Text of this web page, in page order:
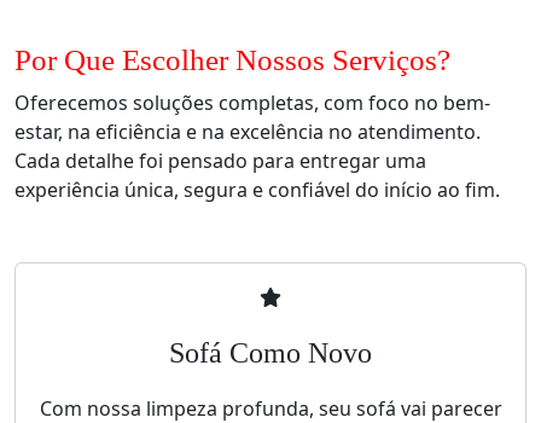
Por Que Escolher Nossos Serviços?
Oferecemos soluções completas, com foco no bem-
estar, na eficiência e na excelência no atendimento.
Cada detalhe foi pensado para entregar uma
experiência única, segura e confiável do início ao fim.
Sofá Como Novo
Com nossa limpeza profunda, seu sofá vai parecer